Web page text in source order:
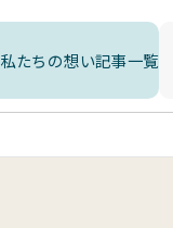
私たちの想い記事一覧